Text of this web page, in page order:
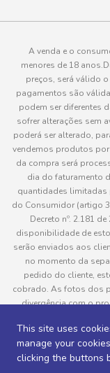
This site uses
manage your
clicking the buttons
A venda e o
menores de 18
preços, será válido
pagamentos são
podem ser diferentes
sofrer alterações sem
poderá ser alterado,
vendemos produtos
da compra será
dia do faturamento
quantidades limitadas
do Consumidor (artigo
Decreto nº. 2.181
disponibilidade de
serão enviados aos
no momento da
pedido do cliente,
cobrado. As fotos dos
divergência com o